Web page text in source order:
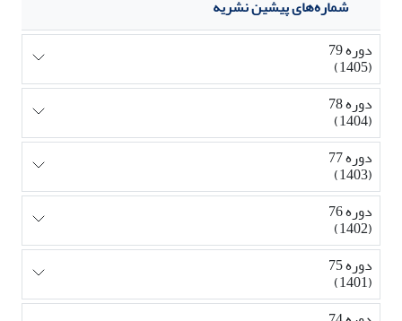
شماره‌های پیشین نشریه
دوره 79
(1405)
دوره 78
(1404)
دوره 77
(1403)
دوره 76
(1402)
دوره 75
(1401)